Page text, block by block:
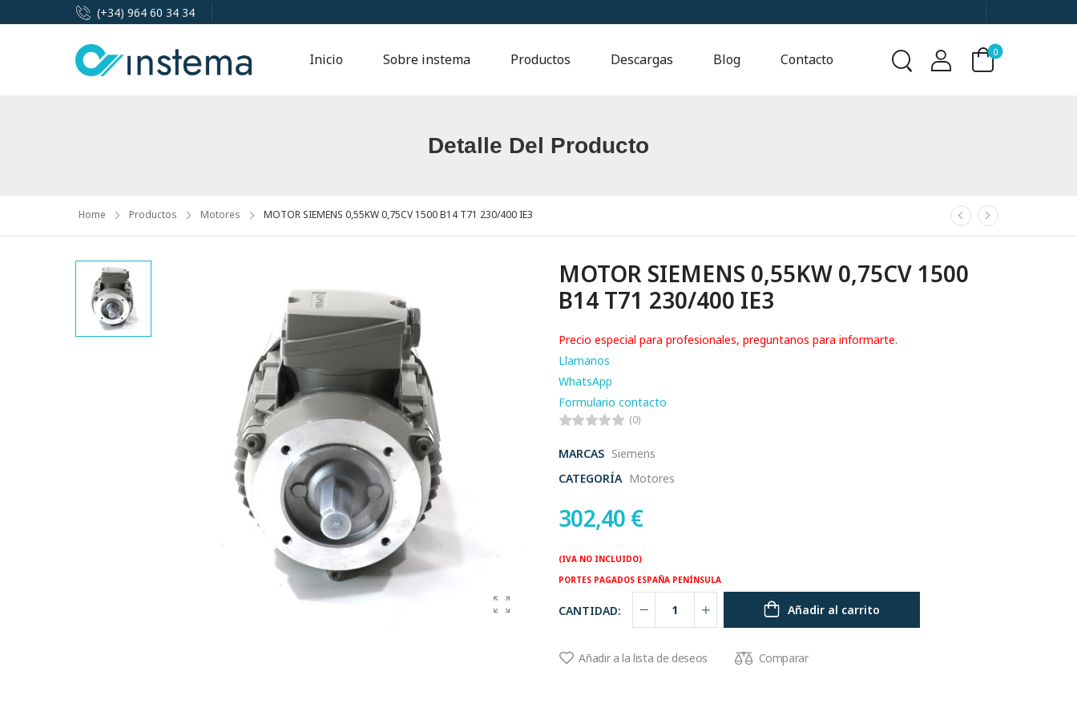
(+34) 964 60 34 34
Inicio Sobre instema Productos Descargas Blog Contacto 0
Detalle Del Producto
Home Productos Motores MOTOR SIEMENS 0,55KW 0,75CV 1500 B14 T71 230/400 IE3
MOTOR SIEMENS 0,55KW 0,75CV 1500
B14 T71 230/400 IE3
Precio especial para profesionales, preguntanos para informarte.
Llamanos
WhatsApp
Formulario contacto
(0)
MARCAS Siemens
CATEGORÍA Motores
302,40 €
(IVA NO INCLUIDO)
PORTES PAGADOS ESPAÑA PENÍNSULA
CANTIDAD: Añadir al carrito
Añadir a la lista de deseos Comparar